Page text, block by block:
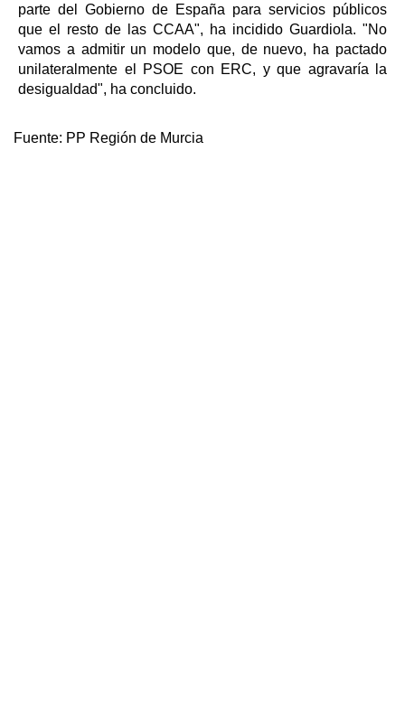
parte del Gobierno de España para servicios públicos
que el resto de las CCAA", ha incidido Guardiola. "No
vamos a admitir un modelo que, de nuevo, ha pactado
unilateralmente el PSOE con ERC, y que agravaría la
desigualdad", ha concluido.
Fuente: PP Región de Murcia